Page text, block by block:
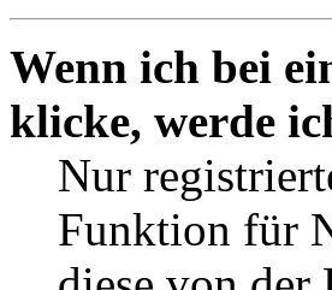
Wenn ich bei
klicke, werde
Nur
Funktion für